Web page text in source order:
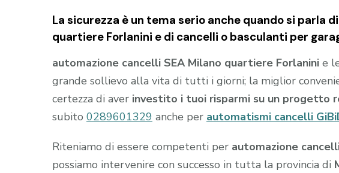
La sicurezza è un tema serio anche quando si parla
quartiere Forlanini e di cancelli o basculanti per
automazione cancelli SEA Milano quartiere Forlanini e
grande sollievo alla vita di tutti i giorni; la miglior
certezza di aver investito i tuoi risparmi su un progetto
subito 0289601329 anche per automatismi cancelli
Riteniamo di essere competenti per automazione
possiamo intervenire con successo in tutta la provincia di